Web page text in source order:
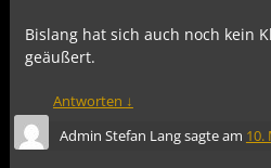
Bislang hat sich auch noch kein
geäußert.
Antworten ↓
Admin Stefan Langsagte am 10.